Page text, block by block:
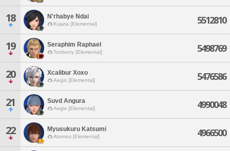
18 N'rhabye Ndai
Kujata [Elemental] 5512810
19 Seraphim Raphael
Tonberry [Elemental] 5498769
20 Xcalibur Xoxo
Aegis [Elemental] 5476586
21 Suvd Angura
Aegis [Elemental] 4990048
22 Myusukuru Katsumi
Atomos [Elemental] 4966500